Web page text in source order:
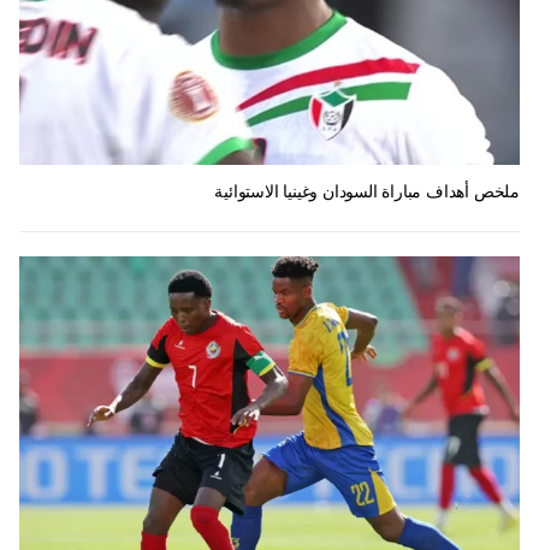
ملخص أهداف مباراة السودان وغينيا الاستوائية